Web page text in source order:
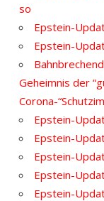
so
Epstein-
Epstein-
Geheimnis der
Corona-
Epstein-
Epstein-
Epstein-
Epstein-
Epstein-